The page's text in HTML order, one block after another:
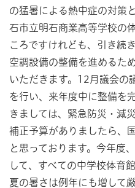
の猛暑による熱中症の対策
石市立明石商業高等学校の
ころですけれども、引き続
空調設備の整備を進めるた
いただきます。12月議会の
を行い、来年度中に整備を
きましては、緊急防災・減
補正予算がありましたら、
と思っております。今年度
して、すべての中学校体育
夏の暑さは例年にも増して